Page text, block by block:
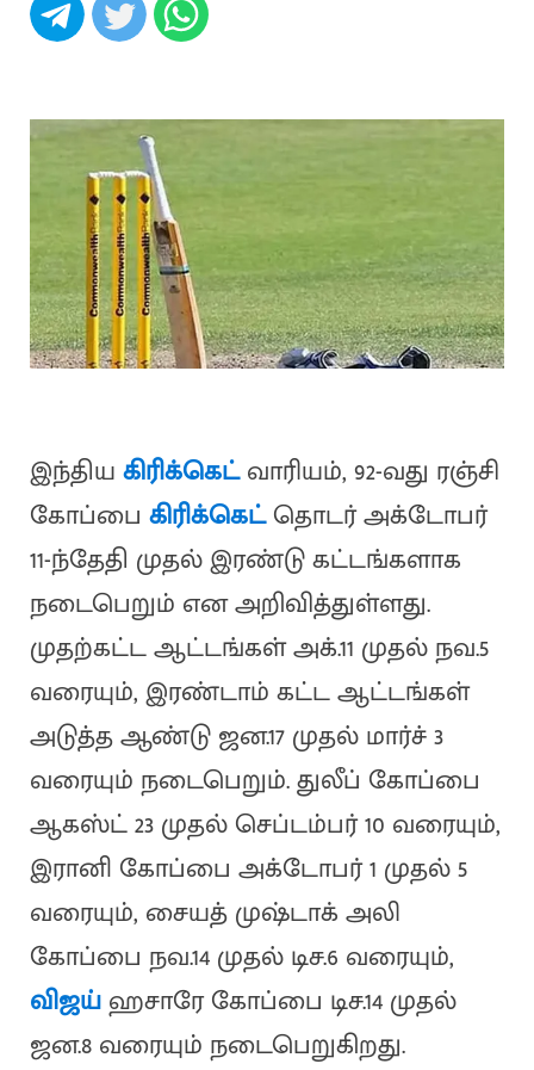
இந்தியகிரிக்கெட்வாரியம், 92-வது ரஞ்சி
கோப்பை கிரிக்கெட்தொடர் அக்டோபர்
11-ந்தேதி முதல் இரண்டு கட்டங்களாக
நடைபெறும் என அறிவித்துள்ளது.
முதற்கட்ட ஆட்டங்கள் அக்.11 முதல் நவ.5
வரையும், இரண்டாம் கட்ட ஆட்டங்கள்
அடுத்த ஆண்டு ஜன.17 முதல் மார்ச் 3
வரையும் நடைபெறும். துலீப் கோப்பை
ஆகஸ்ட் 23 முதல் செப்டம்பர் 10 வரையும்,
இரானி கோப்பை அக்டோபர் 1 முதல் 5
வரையும், சையத் முஷ்டாக் அலி
கோப்பை நவ.14 முதல் டிச.6 வரையும்,
விஜய்ஹசாரே கோப்பை டிச.14 முதல்
ஜன.8 வரையும் நடைபெறுகிறது.